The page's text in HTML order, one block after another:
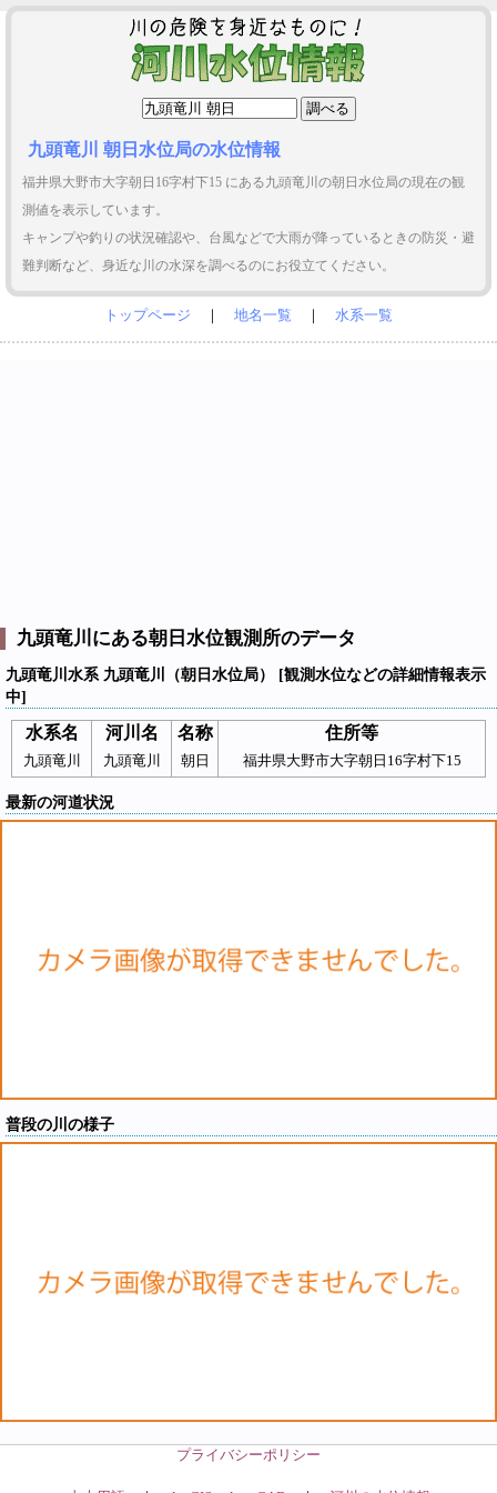
九頭竜川 朝日水位局の水位情報
福井県大野市大字朝日16字村下15 にある九頭竜川の朝日水位局の現在の観
測値を表示しています。
キャンプや釣りの状況確認や、台風などで大雨が降っているときの防災・避
難判断など、身近な川の水深を調べるのにお役立てください。
トップページ ｜ 地名一覧 ｜ 水系一覧
九頭竜川にある朝日水位観測所のデータ
九頭竜川水系 九頭竜川（朝日水位局） [観測水位などの詳細情報表示
中]
水系名 河川名 名称 住所等
九頭竜川 九頭竜川 朝日 福井県大野市大字朝日16字村下15
最新の河道状況
普段の川の様子
プライバシーポリシー